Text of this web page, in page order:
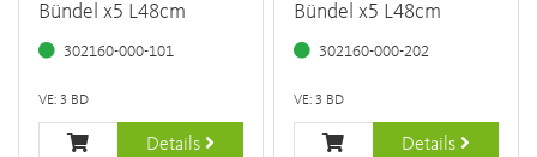
Bündel x5 L48cm
302160-000-101
VE: 3 BD
Details
Bündel x5 L48cm
302160-000-202
VE: 3 BD
Details